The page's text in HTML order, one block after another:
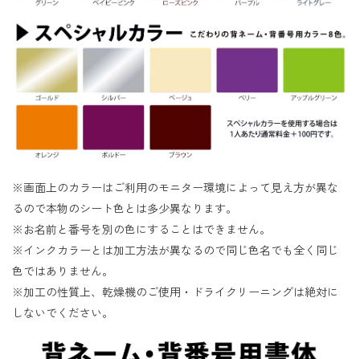
※画面上のカラーはご利用のモニター環境によって見え方が異な
るので本物のシート色とは多少異なります。
※お名前と番号を別の色にすることはできません。
※インクカラーとは加工方法が異なるので同じ色名でも全く同じ
色ではありません。
※加工の性質上、乾燥機のご使用・ドライクリーニングは絶対に
しないでください。